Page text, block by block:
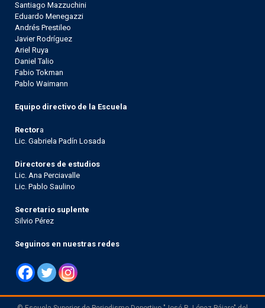
Santiago Mazzuchini
Eduardo Menegazzi
Andrés Prestileo
Javier Rodríguez
Ariel Ruya
Daniel Talio
Fabio Tokman
Pablo Waimann
Equipo directivo de la Escuela
Rectora
Lic. Gabriela Padín Losada
Directores de estudios
Lic. Ana Perciavalle
Lic. Pablo Saulino
Secretario suplente
Silvio Pérez
Seguinos en nuestras redes